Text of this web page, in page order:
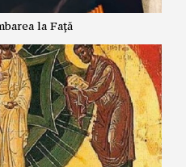
la Față